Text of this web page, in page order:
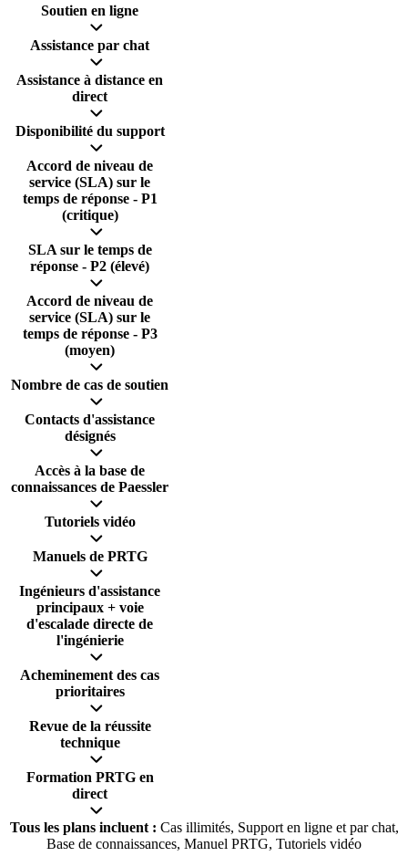
Soutien en ligne
Assistance par chat
Assistance à distance en
direct
Disponibilité du support
Accord de niveau de
service (SLA) sur le
temps de réponse - P1
(critique)
SLA sur le temps de
réponse - P2 (élevé)
Accord de niveau de
service (SLA) sur le
temps de réponse - P3
(moyen)
Nombre de cas de soutien
Contacts d'assistance
désignés
Accès à la base de
connaissances de Paessler
Tutoriels vidéo
Manuels de PRTG
Ingénieurs d'assistance
principaux + voie
d'escalade directe de
l'ingénierie
Acheminement des cas
prioritaires
Revue de la réussite
technique
Formation PRTG en
direct
Tous les plans incluent : Cas illimités, Support en ligne et par chat,
Base de connaissances, Manuel PRTG, Tutoriels vidéo